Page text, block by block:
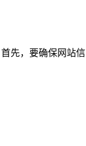
先，要确保网站信